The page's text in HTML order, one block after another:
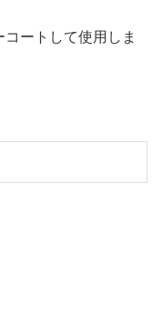
ートして使用しま